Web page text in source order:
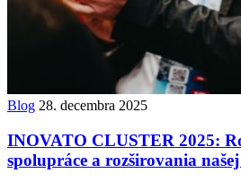
Blog 28. decembra 2025
INOVATO CLUSTER 2025:
spolupráce a rozširovania